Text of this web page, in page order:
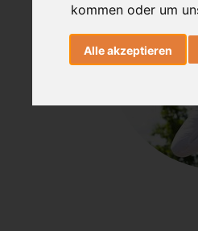
kommen oder um
Alle akzeptieren